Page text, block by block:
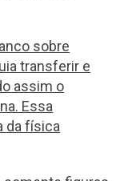
sobre
transferir e
assim o
Essa
da física